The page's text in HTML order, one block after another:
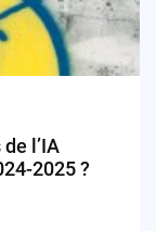
l’IA
2025 ?